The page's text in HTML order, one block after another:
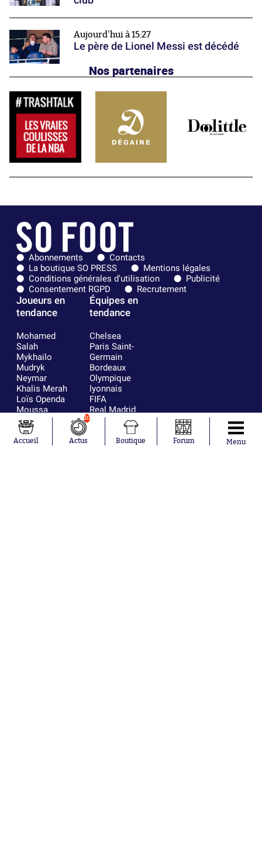
Aujourd'hui à 15:27
Le père de Lionel Messi est décédé
Nos partenaires
Abonnements
Contacts
La boutique SO PRESS
Mentions légales
Conditions générales d'utilisation
Publicité
Consentement RGPD
Recrutement
Joueurs en
tendance
Mohamed
Salah
Mykhailo
Mudryk
Neymar
Khalis Merah
Loïs Openda
Moussa
Niakhaté
Nicolás
Tagliafico
Équipes en
tendance
Chelsea
Paris Saint-
Germain
Bordeaux
Olympique
lyonnais
FIFA
Real Madrid
RC Strasbourg
AC Milan
Accueil
10
Actus Boutique Forum Menu